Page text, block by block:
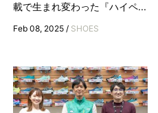
載で生まれ変わった『ハイペ...
Feb 08, 2025 / SHOES